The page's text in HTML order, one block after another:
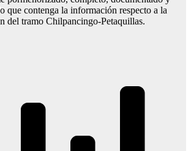
que contenga la información respecto a la
del tramo Chilpancingo-Petaquillas.